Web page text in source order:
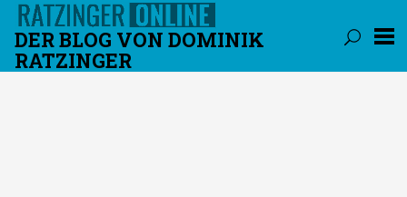
DER BLOG VON DOMINIK
RATZINGER